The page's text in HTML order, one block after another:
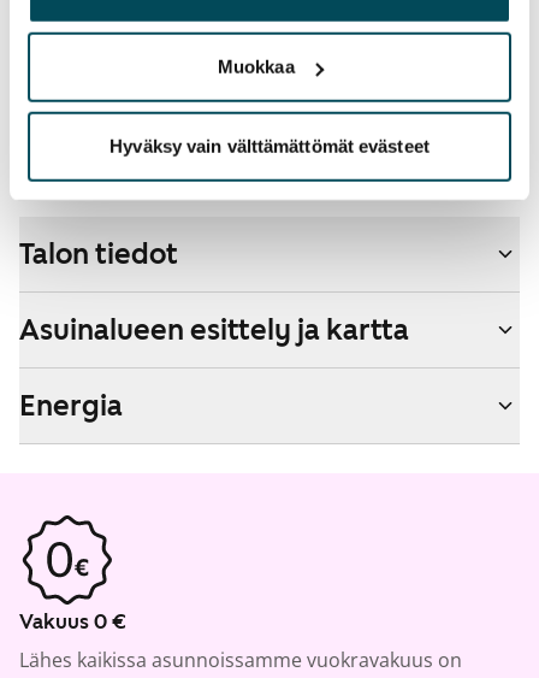
palvelujaan.
Muokkaa
Hyväksy vain välttämättömät evästeet
Talon tiedot
Asuinalueen esittely ja kartta
Energia
Vakuus 0 €
Lähes kaikissa asunnoissamme vuokravakuus on